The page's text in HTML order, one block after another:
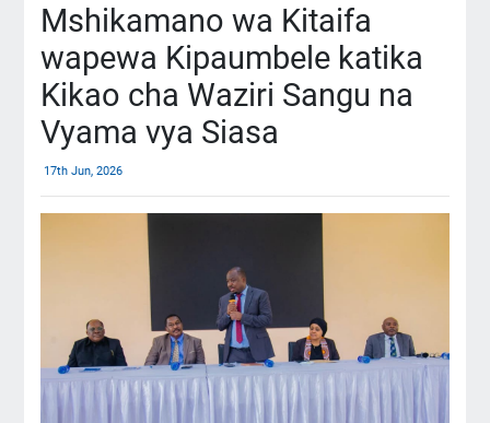
Mshikamano wa Kitaifa
wapewa Kipaumbele katika
Kikao cha Waziri Sangu na
Vyama vya Siasa
17th Jun, 2026